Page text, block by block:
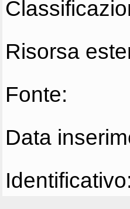
Risorsa
Fonte:
Data
Identificativo: